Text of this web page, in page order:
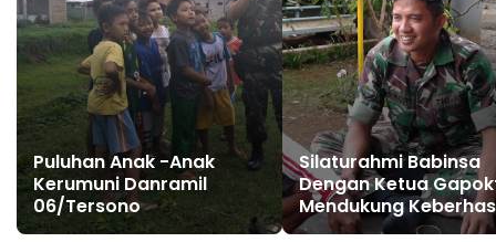
Puluhan Anak -Anak
Kerumuni Danramil
06/Tersono
Silaturahmi Babinsa
Dengan Ketua
Mendukung
Swasembada